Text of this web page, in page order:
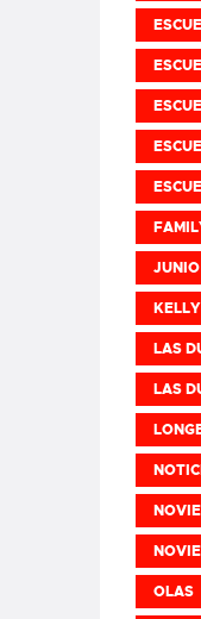
LAS
LAS
OLAS